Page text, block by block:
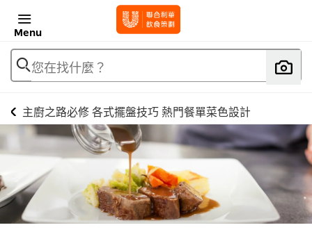
Menu
您在找什麼？
主廚之路必修 各式擺盤技巧 熱門餐單菜色設計